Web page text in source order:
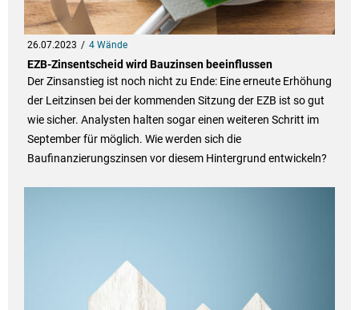
26.07.2023 4 Wände
EZB-Zinsentscheid wird Bauzinsen beeinflussen
Der Zinsanstieg ist noch nicht zu Ende: Eine erneute Erhöhung
der Leitzinsen bei der kommenden Sitzung der EZB ist so gut
wie sicher. Analysten halten sogar einen weiteren Schritt im
September für möglich. Wie werden sich die
Baufinanzierungszinsen vor diesem Hintergrund entwickeln?